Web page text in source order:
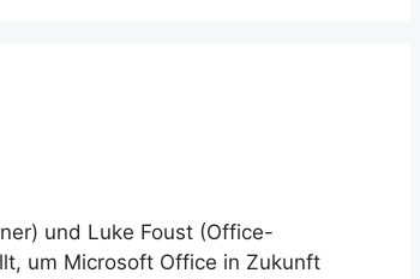
und Luke Foust (Office-
um Microsoft Office in Zukunft